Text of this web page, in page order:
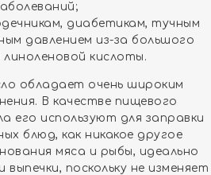
диабетикам, тучным
давлением из-за большого
линоленовой кислоты.
обладает очень широким
В качестве пищевого
его используют для заправки
блюд, как никакое другое
мяса и рыбы, идеально
поскольку не изменяет